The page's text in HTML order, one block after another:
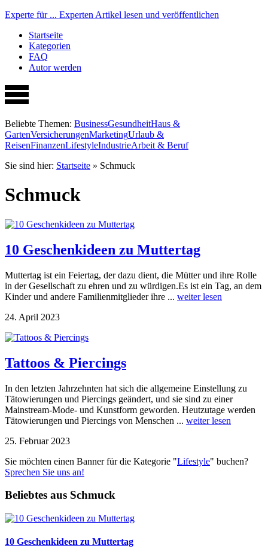
Experte für ... Experten Artikel lesen und veröffentlichen
Startseite
Kategorien
FAQ
Autor werden
Beliebte Themen: BusinessGesundheitHaus &
GartenVersicherungenMarketingUrlaub &
ReisenFinanzenLifestyleIndustrieArbeit & Beruf
Sie sind hier: Startseite » Schmuck
Schmuck
10 Geschenkideen zu Muttertag
Muttertag ist ein Feiertag, der dazu dient, die Mütter und ihre Rolle
in der Gesellschaft zu ehren und zu würdigen.Es ist ein Tag, an dem
Kinder und andere Familienmitglieder ihre ... weiter lesen
24. April 2023
Tattoos & Piercings
In den letzten Jahrzehnten hat sich die allgemeine Einstellung zu
Tätowierungen und Piercings geändert, und sie sind zu einer
Mainstream-Mode- und Kunstform geworden. Heutzutage werden
Tätowierungen und Piercings von Menschen ... weiter lesen
25. Februar 2023
Sie möchten einen Banner für die Kategorie "Lifestyle" buchen?
Sprechen Sie uns an!
Beliebtes aus Schmuck
10 Geschenkideen zu Muttertag